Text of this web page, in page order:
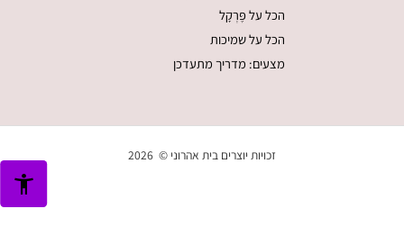
הכל על פֶּרְקָל
הכל על שמיכות
מצעים: מדריך מתעדכן
זכויות יוצרים בית אהרוני © 2026